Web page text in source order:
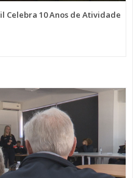
Celebra 10 Anos de Atividade